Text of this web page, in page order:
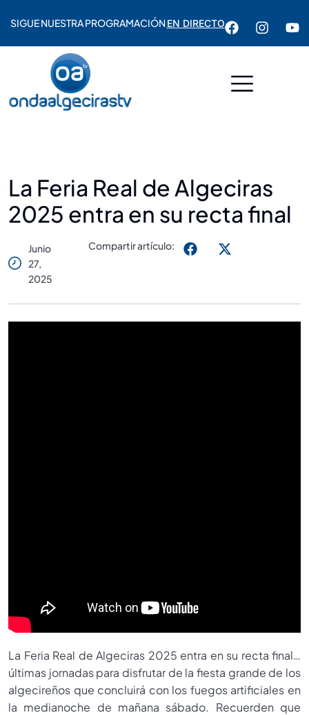
SIGUE NUESTRA PROGRAMACIÓNEN DIRECTO
La Feria Real de Algeciras
2025 entra en su recta final
Junio
27,
2025
Compartir artículo:
La Feria Real de Algeciras 2025 entra en su recta final…
últimas jornadas para disfrutar de la fiesta grande de los
algecireños que concluirá con los fuegos artificiales en
la medianoche de mañana sábado. Recuerden que